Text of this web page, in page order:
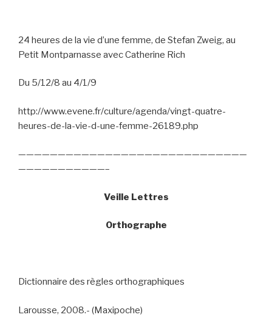
24 heures de la vie d’une femme, de Stefan Zweig, au
Petit Montparnasse avec Catherine Rich
Du 5/12/8 au 4/1/9
http://www.evene.fr/culture/agenda/vingt-quatre-
heures-de-la-vie-d-une-femme-26189.php
—————————————————————————————
———————————–
Veille Lettres
Orthographe
Dictionnaire des règles orthographiques
Larousse, 2008.- (Maxipoche)